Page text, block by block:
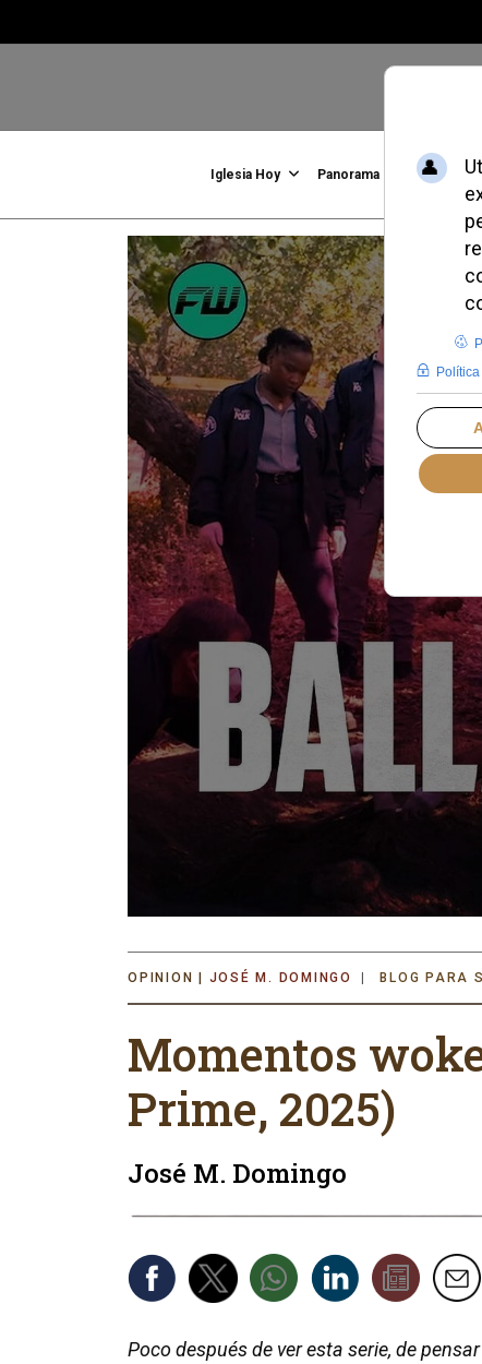
Iglesia Hoy Panorama Familia,
JOSÉ M. DOMINGO BLOG PARA
Momentos
Prime, 2025)
José M. Domingo
Poco después de ver esta serie, de